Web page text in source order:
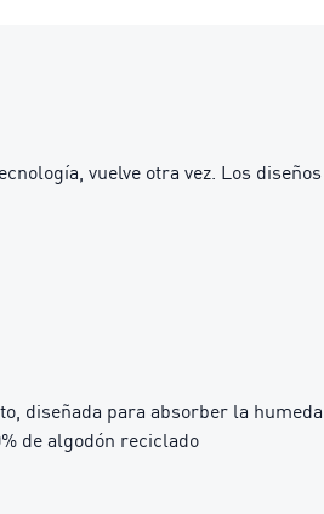
vuelve otra vez. Los
diseñada para absorber la
de algodón reciclado